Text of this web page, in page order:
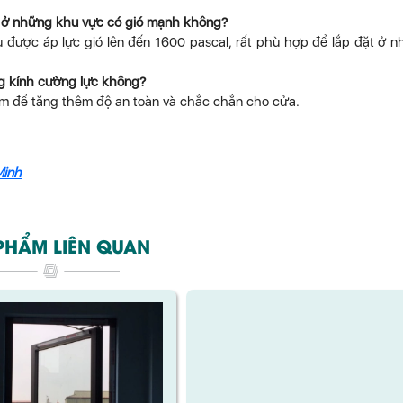
những khu vực có gió mạnh không?
được áp lực gió lên đến 1600 pascal, rất phù hợp để lắp đặt ở
kính cường lực không?
để tăng thêm độ an toàn và chắc chắn cho cửa.
LIÊN QUAN